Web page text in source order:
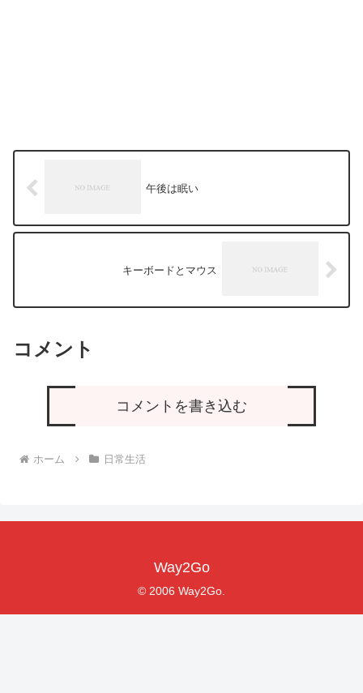
午後は眠い
キーボードとマウス
コメント
コメントを書き込む
ホーム 日常生活
Way2Go
© 2006 Way2Go.